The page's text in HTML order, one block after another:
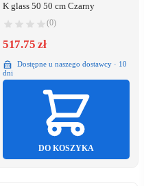
K glass 50 50 cm Czarny
(0)
517.75 zł
Dostępne u naszego dostawcy · 10
dni
DO KOSZYKA